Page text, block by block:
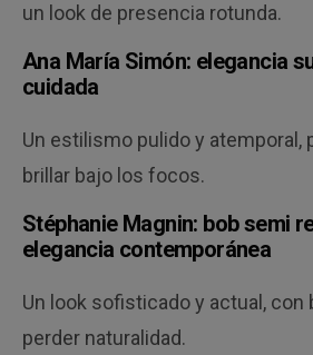
un look de presencia rotunda.
Ana María Simón: elegancia
cuidada
Un estilismo pulido y atemporal,
brillar bajo los focos.
Stéphanie Magnin: bob semi
elegancia contemporánea
Un look sofisticado y actual, con
perder naturalidad.